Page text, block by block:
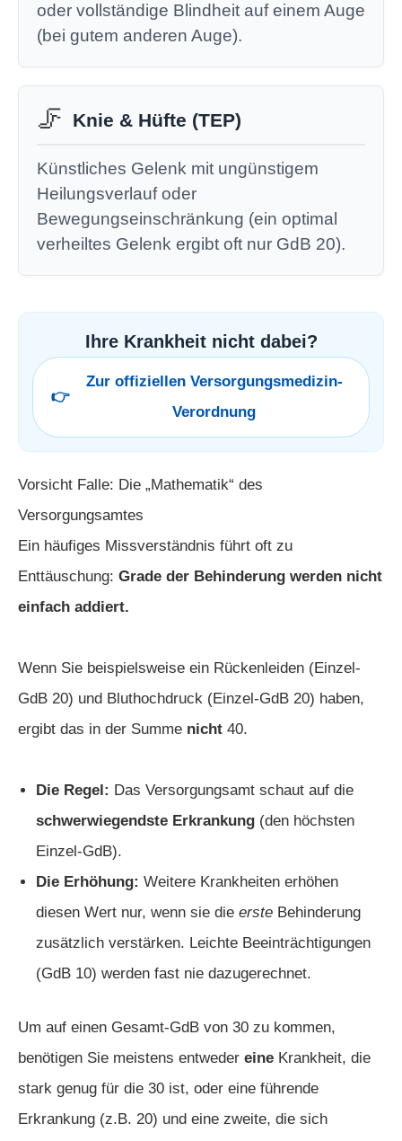
oder vollständige Blindheit auf einem Auge
(bei gutem anderen Auge).
🦵 Knie & Hüfte (TEP)
Künstliches Gelenk mit ungünstigem
Heilungsverlauf oder
Bewegungseinschränkung (ein optimal
verheiltes Gelenk ergibt oft nur GdB 20).
Ihre Krankheit nicht dabei?
👉
Zur offiziellen Versorgungsmedizin-
Verordnung
Vorsicht Falle: Die „Mathematik“ des
Versorgungsamtes
Ein häufiges Missverständnis führt oft zu
Enttäuschung: Grade der Behinderung werden nicht
einfach addiert.
Wenn Sie beispielsweise ein Rückenleiden (Einzel-
GdB 20) und Bluthochdruck (Einzel-GdB 20) haben,
ergibt das in der Summe nicht 40.
Die Regel: Das Versorgungsamt schaut auf die
schwerwiegendste Erkrankung (den höchsten
Einzel-GdB).
Die Erhöhung: Weitere Krankheiten erhöhen
diesen Wert nur, wenn sie die erste Behinderung
zusätzlich verstärken. Leichte Beeinträchtigungen
(GdB 10) werden fast nie dazugerechnet.
Um auf einen Gesamt-GdB von 30 zu kommen,
benötigen Sie meistens entweder eine Krankheit, die
stark genug für die 30 ist, oder eine führende
Erkrankung (z.B. 20) und eine zweite, die sich